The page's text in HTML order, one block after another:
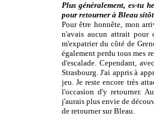
Plus généralement, es-tu
pour retourner à Bleau sitôt
Pour être honnête, mon
n'avais aucun attrait pour
m'expatrier du côté de
également perdu tous mes
d'escalade. Cependant,
Strasbourg. J'ai appris à
jeu. Je reste encore très
l'occasion d'y retourner.
j'aurais plus envie de
de retourner sur Bleau.